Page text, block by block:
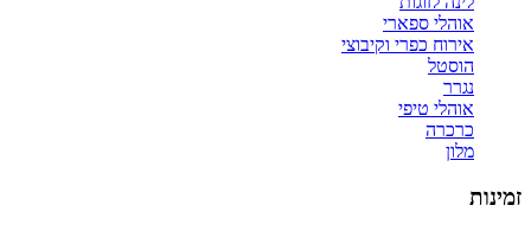
אוהלי ספארי
אירוח כפרי וקיבוצי
הוסטל
נגרר
אוהלי טיפי
כרכרה
מלון
זמינות